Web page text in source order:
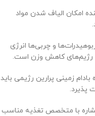
امکان الیاف شدن مواد
و چربی‌ها انرژی
رژیم‌های کاهش وزن است.
زمینی پرارین رژیمی باید
پذیرد.
با متخصص تغذیه مناسب